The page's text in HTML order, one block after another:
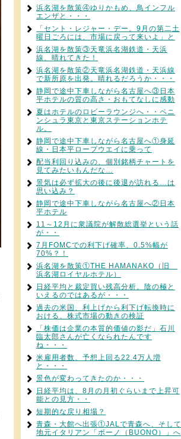
浜名湖を散策④ゆりかもめ、鳥インフル
エンザと・・・
「セント・レジャー・デー。9月の第二土
曜日ごろには、市場に戻って来いよ」と
浜名湖を散策③天竜浜名湖鉄道・天浜
線、晴れてきた！
浜名湖を散策②天竜浜名湖鉄道・天浜線
で新所原を出発。晴れるだろうか・・・
静岡で途中下車しながら名古屋へ③日本
平ホテルの質の高さ・おもてなしに感動
夏はホテルのロビーラウンジへ・・ペニ
ンシュラ東京と東京ステーションホテ
ル。
静岡で途中下車しながら名古屋へ①身延
線・日本平ロープウエイに乗って
配当利回り込みの、個別銘柄チャートを
見てみたいもんだな…
景気は必ず拡大の後に後退が訪れる…は
思い込み？
静岡で途中下車しながら名古屋へ②日本
平ホテル
11～12月に衆議院が解散総選挙という話
が・・
7月FOMCでの利下げ確率、0.5%幅が
70%？！
浜名湖を散策①THE HAMANAKO（旧
浜名湖ロイヤルホテル）
日経平均と裁定買い残高分析。陰の極と
いえるのではあるが・・・
過去の米国、利上げから利下げ転換時に
おける、株式市場の動きの検証
「株価は企業の本質的価値の影だ」石川
臨太郎さんが亡くなられたんです
ね・・・
米雇用者数、予想上回る22.4万人増
と・・・
景色が変わってきたのか・・・
日経平均は、8月の月初ぐらいまで上昇可
能との見方・・
短期的な戻り相場？
青森・大館へ出張①JALで青森へ、そして
地元イタリアン「ボーノ（BUONO）」へ